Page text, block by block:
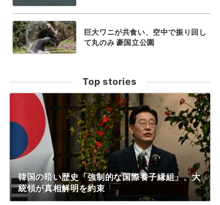
巨大ワニが共食い、空中で振り回し
て丸のみ 豪国立公園
Top stories
韓国の暗い歴史「強制的な国際養子縁組」、大
統領が真相解明を約束